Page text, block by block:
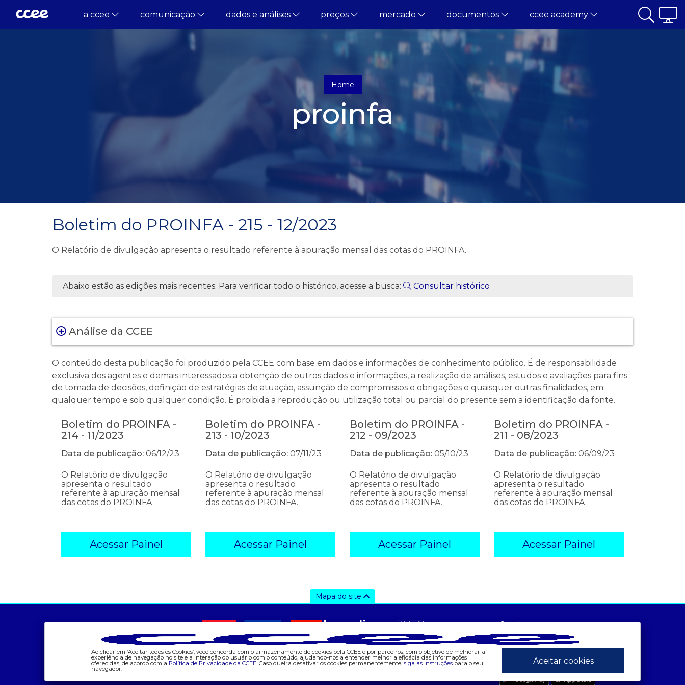
a ccee comunicação dados e análises preços mercado documentos ccee academy
Home
proinfa
Boletim do PROINFA - 215 - 12/2023
O Relatório de divulgação apresenta o resultado referente à apuração mensal das cotas do PROINFA.
Abaixo estão as edições mais recentes. Para verificar todo o histórico, acesse a busca: Consultar histórico
Análise da CCEE
O conteúdo desta publicação foi produzido pela CCEE com base em dados e informações de conhecimento público. É de responsabilidade
exclusiva dos agentes e demais interessados a obtenção de outros dados e informações, a realização de análises, estudos e avaliações para fins
de tomada de decisões, definição de estratégias de atuação, assunção de compromissos e obrigações e quaisquer outras finalidades, em
qualquer tempo e sob qualquer condição. É proibida a reprodução ou utilização total ou parcial do presente sem a identificação da fonte.
Boletim do PROINFA -
214 - 11/2023
Data de publicação: 06/12/23
O Relatório de divulgação
apresenta o resultado
referente à apuração mensal
das cotas do PROINFA.
Acessar Painel
Boletim do PROINFA -
213 - 10/2023
Data de publicação: 07/11/23
O Relatório de divulgação
apresenta o resultado
referente à apuração mensal
das cotas do PROINFA.
Acessar Painel
Boletim do PROINFA -
212 - 09/2023
Data de publicação: 05/10/23
O Relatório de divulgação
apresenta o resultado
referente à apuração mensal
das cotas do PROINFA.
Acessar Painel
Boletim do PROINFA -
211 - 08/2023
Data de publicação: 06/09/23
O Relatório de divulgação
apresenta o resultado
referente à apuração mensal
das cotas do PROINFA.
Acessar Painel
Mapa do site
- nossos associados
- integridade, riscos e
- comunicados
- eventos
- Relacionamento
- faq
- gestão de cookies
- banco custodiante
- termos de uso
- consumo
- contas setoriais
- contratos
- geração
- conceitos de preços
Canais:
App CCEE
Ao clicar em ‘Aceitar todos os Cookies’, você concorda com o armazenamento de cookies pela CCEE e por parceiros, com o objetivo de melhorar a
experiência de navegação no site e a interação do usuário com o conteúdo, ajudando-nos a entender melhor a eficácia das informações
oferecidas, de acordo com a Política de Privacidade da CCEE. Caso queira desativar os cookies permanentemente, siga as instruções para o seu
navegador.
Aceitar cookies